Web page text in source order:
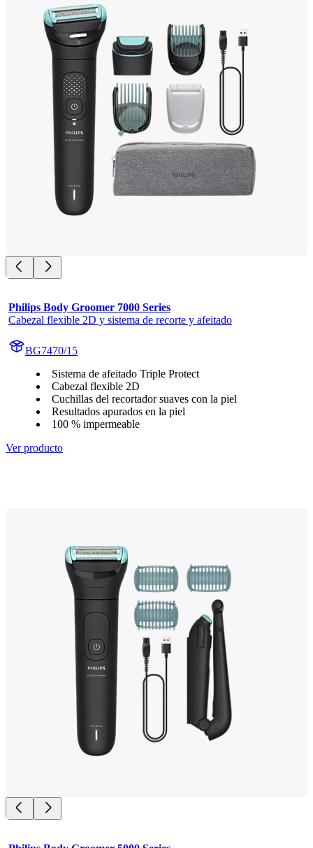
Philips Body Groomer 7000 Series
Cabezal flexible 2D y sistema de recorte y afeitado
BG7470/15
Sistema de afeitado Triple Protect
Cabezal flexible 2D
Cuchillas del recortador suaves con la piel
Resultados apurados en la piel
100 % impermeable
Ver producto